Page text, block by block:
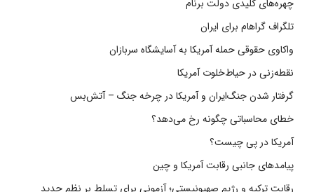
چهره‌های کلیدی دولت برنام
تلگراف گراهام برای ایران
واکاوی حقوقی حمله آمریکا به آسایشگاه سربازان
نقطه‌زنی در حیاط‌خلوت آمریکا
گرفتار شدن جنگ‌ایران و آمریکا در چرخه جنگ – آتش‌بس
خطای محاسباتی چگونه رخ می‌دهد؟
آمریکا در پی چیست؟
پیامدهای جانبی رقابت آمریکا و چین
رقابت ترکیه و رژیم صهیونیستی؛ آزمونی برای تسلط بر نظم جدید